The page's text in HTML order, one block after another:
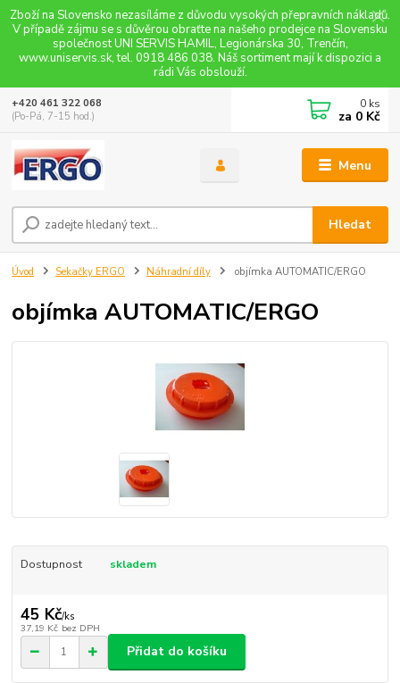
Zboží na Slovensko nezasíláme z důvodu vysokých přepravních nákladů.
V případě zájmu se s důvěrou obraťte na našeho prodejce na Slovensku
společnost UNI SERVIS HAMIL, Legionárska 30, Trenčín,
www.uniservis.sk, tel. 0918 486 038. Náš sortiment mají k dispozici a
rádi Vás obslouží.
Menu
Hledat
+420 461 322 068
(Po-Pá, 7-15 hod.)
0 ks
za 0 Kč
Úvod Sekačky ERGO Náhradní díly objímka AUTOMATIC/ERGO
objímka AUTOMATIC/ERGO
Dostupnost skladem
45 Kč/ks
37,19 Kč bez DPH
Přidat do košíku